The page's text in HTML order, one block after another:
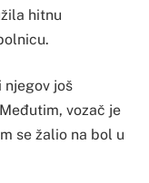
hitnu
njegov još
vozač je
se žalio na bol u